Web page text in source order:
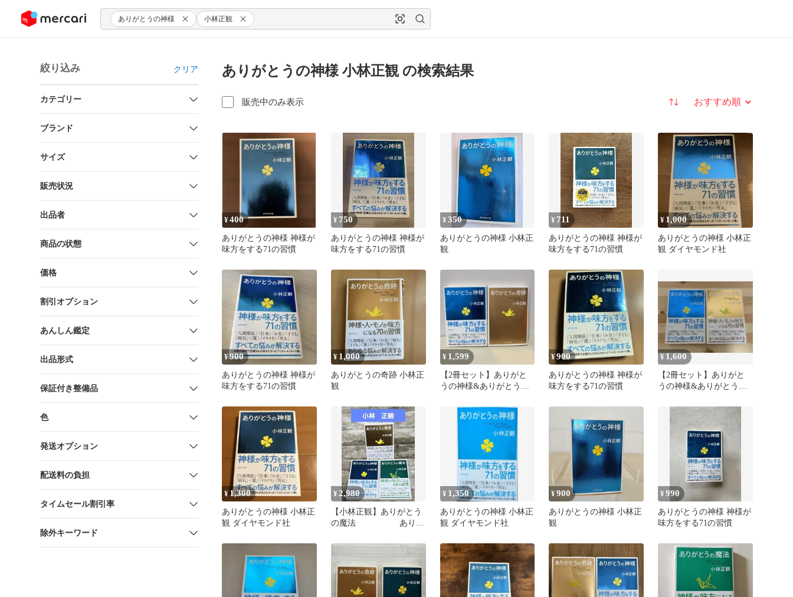
ツにスキップ ありがとうの神様 小林正観
絞り込み クリア
カテゴリー
ブランド
サイズ
販売状況
出品者
商品の状態
価格
割引オプション
あんしん鑑定
出品形式
保証付き整備品
色
発送オプション
配送料の負担
タイムセール割引率
除外キーワード
ありがとうの神様 小林正観 の検索結果
販売中のみ表示 並び替え
¥400
ありがとうの神様 神様が
味方をする71の習慣
¥ 750
ありがとうの神様 神様が
味方をする71の習慣
¥350
ありがとうの神様 小林正
観
¥ 711
ありがとうの神様 神様が
味方をする71の習慣
¥ 1,000
ありがとうの神様 小林正
観 ダイヤモンド社
¥900
ありがとうの神様 神様が
味方をする71の習慣
¥ 1,000
ありがとうの奇跡 小林正
観
¥ 1,599
【2冊セット】ありがと
うの神様&ありがとうの
¥900
ありがとうの神様 神様が
味方をする71の習慣
¥ 1,600
【2冊セット】ありがと
うの神様&ありがとうの
¥1,300
ありがとうの神様 小林正
観 ダイヤモンド社
¥ 2,980
【小林正観】ありがとう
の魔法 ありが
の神様
¥ 1,350
ありがとうの神様 小林正
観 ダイヤモンド社
¥900
ありがとうの神様 小林正
観
¥990
ありがとうの神様 神様が
味方をする71の習慣